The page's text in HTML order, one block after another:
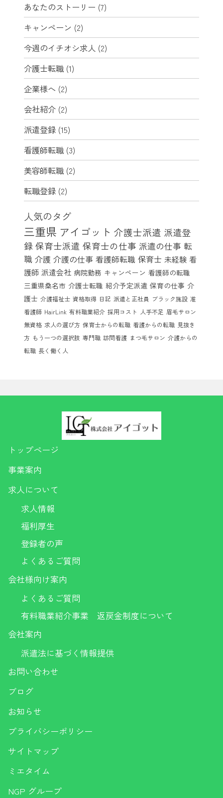
あなたのストーリー (7)
キャンペーン (2)
今週のイチオシ求人 (2)
介護士転職(1)
企業様へ (2)
会社紹介 (2)
派遣登録 (15)
看護師転職(3)
美容師転職(2)
転職登録 (2)
人気のタグ
三重県 アイゴット 介護士派遣 派遣登
録 保育士派遣 保育士の仕事 派遣の仕事 転
職 介護 介護の仕事 看護師転職 保育士 未経験 看
護師 派遣会社 病院勤務 キャンペーン 看護師の転職
三重県桑名市 介護士転職 紹介予定派遣 保育の仕事 介
護士 介護福祉士 資格取得 日記 派遣と正社員 ブラック施設 准
看護師 HairLink 有料職業紹介 採用コスト 人手不足 眉毛サロン
無資格 求人の選び方 保育士からの転職 看護からの転職 見抜き
方 もう一つの選択肢 専門職 訪問看護 まつ毛サロン 介護からの
転職 長く働く人
トップページ
事業案内
求人について
求人情報
福利厚生
登録者の声
よくあるご質問
会社様向け案内
よくあるご質問
有料職業紹介事業 返戻金制度について
会社案内
派遣法に基づく情報提供
お問い合わせ
ブログ
お知らせ
プライバシーポリシー
サイトマップ
ミエタイム
NGP グループ